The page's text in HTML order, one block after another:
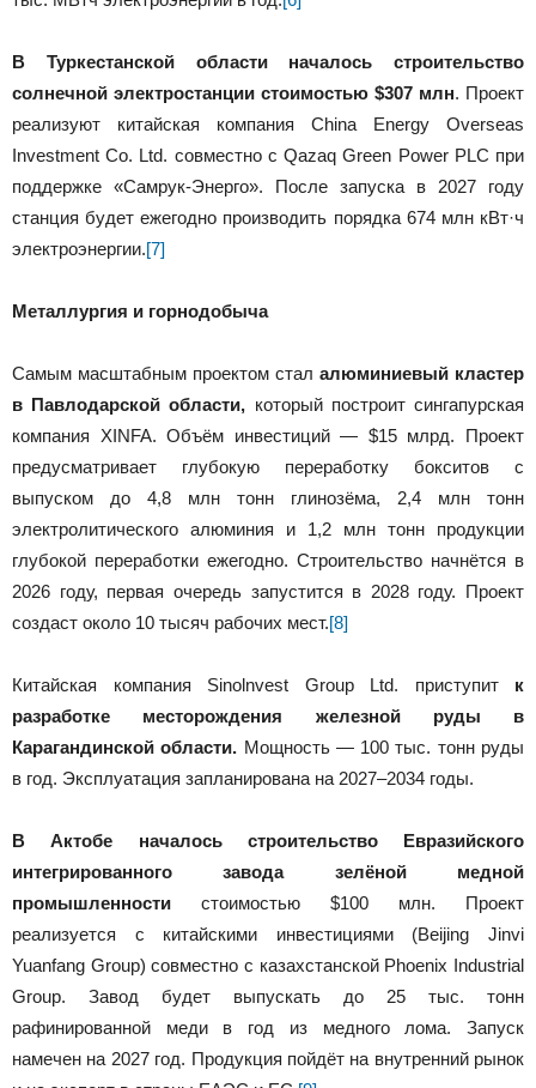
В Туркестанской области началось строительство
солнечной электростанции стоимостью $307 млн. Проект
реализуют китайская компания China Energy Overseas
Investment Co. Ltd. совместно с Qazaq Green Power PLC при
поддержке «Самрук-Энерго». После запуска в 2027 году
станция будет ежегодно производить порядка 674 млн кВт·ч
электроэнергии.[7]
Металлургия и горнодобыча
Самым масштабным проектом стал алюминиевый кластер
в Павлодарской области, который построит сингапурская
компания XINFA. Объём инвестиций — $15 млрд. Проект
предусматривает глубокую переработку бокситов с
выпуском до 4,8 млн тонн глинозёма, 2,4 млн тонн
электролитического алюминия и 1,2 млн тонн продукции
глубокой переработки ежегодно. Строительство начнётся в
2026 году, первая очередь запустится в 2028 году. Проект
создаст около 10 тысяч рабочих мест.[8]
Китайская компания Sinolnvest Group Ltd. приступит к
разработке месторождения железной руды в
Карагандинской области. Мощность — 100 тыс. тонн руды
в год. Эксплуатация запланирована на 2027–2034 годы.
В Актобе началось строительство Евразийского
интегрированного завода зелёной медной
промышленности стоимостью $100 млн. Проект
реализуется с китайскими инвестициями (Beijing Jinvi
Yuanfang Group) совместно с казахстанской Phoenix Industrial
Group. Завод будет выпускать до 25 тыс. тонн
рафинированной меди в год из медного лома. Запуск
намечен на 2027 год. Продукция пойдёт на внутренний рынок